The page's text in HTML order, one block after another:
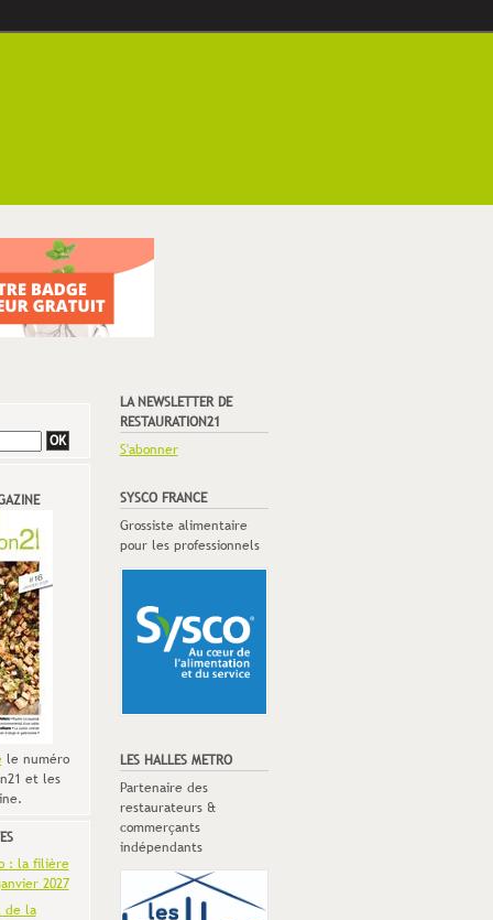
le numéro
et les
: la filière
2027
de la
LA NEWSLETTER DE
RESTAURATION21
S'abonner
SYSCO FRANCE
Grossiste alimentaire
pour les professionnels
LES HALLES METRO
Partenaire des
restaurateurs &
commerçants
indépendants